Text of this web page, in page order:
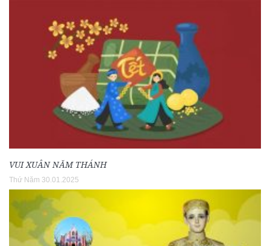
VUI XUÂN NĂM THÁNH
Thứ Năm 30.01.2025